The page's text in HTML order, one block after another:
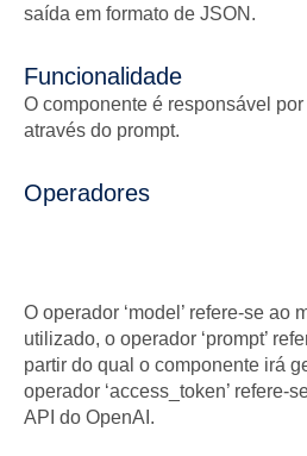
saída em formato de JSON.
Funcionalidade
O componente é responsável
através do prompt.
Operadores
O operador ‘model’ refere-se ao
utilizado, o operador ‘prompt’
partir do qual o componente irá
operador ‘access_token’ refere-
API do OpenAI.